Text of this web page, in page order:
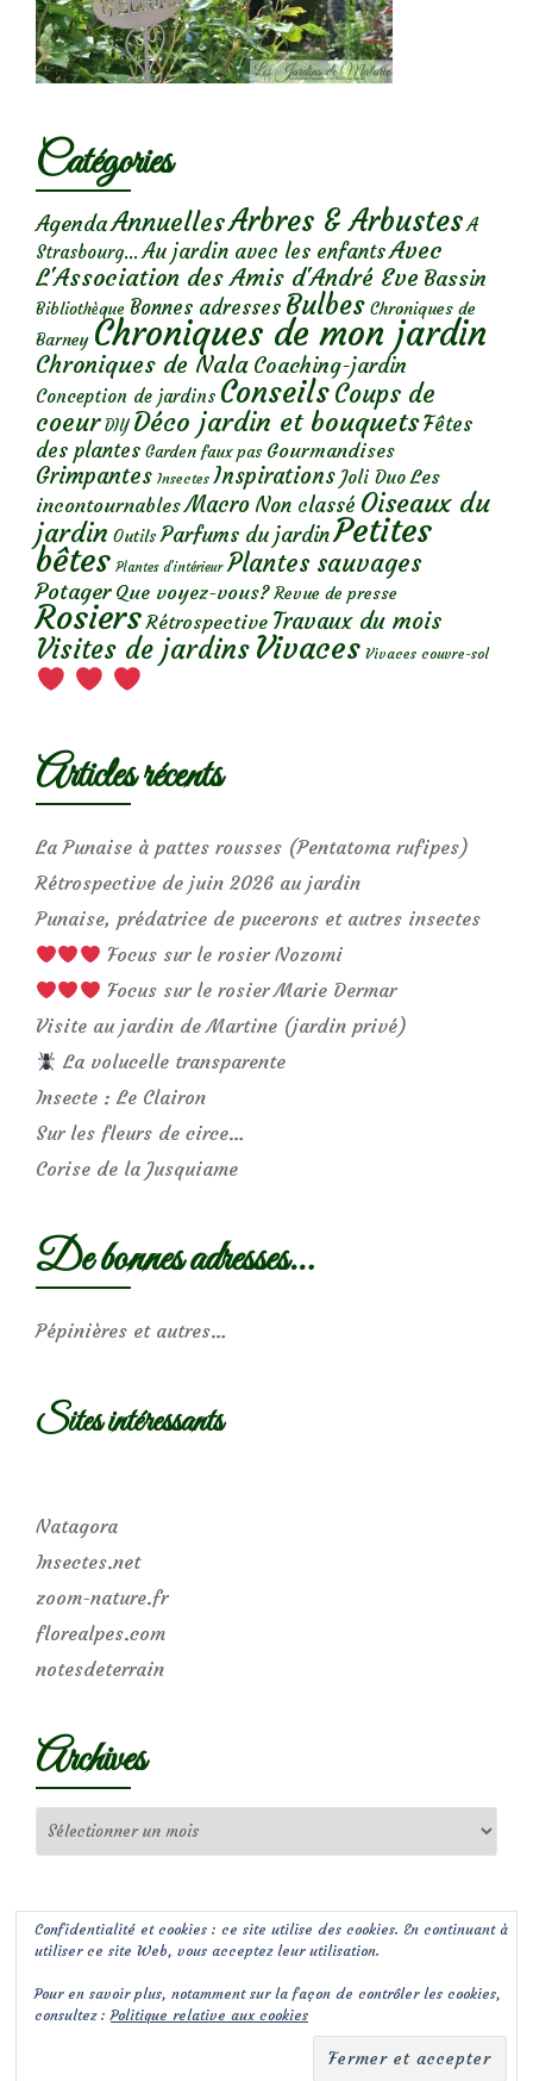
Catégories
AgendaAnnuellesArbres & Arbustes A
Strasbourg... Au jardin avec les enfantsAvec
L'Association des Amis d'André Eve Bassin
Bibliothèque Bonnes adresses Bulbes Chroniques de
Barney Chroniques de mon jardin
Chroniques de Nala Coaching-jardin
Conception de jardins ConseilsCoups de
coeur DIY Déco jardin et bouquetsFêtes
des plantes Garden faux pas Gourmandises
Grimpantes Insectes Inspirations Joli Duo Les
incontournables Macro Non classé Oiseaux du
jardin Outils Parfums du jardinPetites
bêtes Plantes d’intérieur Plantes sauvages
Potager Que voyez-vous? Revue de presse
Rosiers Rétrospective Travaux du mois
Visites de jardins Vivaces Vivaces couvre-sol
Articles récents
La Punaise à pattes rousses (Pentatoma rufipes)
Rétrospective de juin 2026 au jardin
Punaise, prédatrice de pucerons et autres insectes
Focus sur le rosier Nozomi
Focus sur le rosier Marie Dermar
Visite au jardin de Martine (jardin privé)
La volucelle transparente
Insecte : Le Clairon
Sur les fleurs de circe…
Corise de la Jusquiame
De bonnes adresses…
Pépinières et autres…
Sites intéressants
Natagora
Insectes.net
zoom-nature.fr
florealpes.com
notesdeterrain
Archives
Confidentialité et cookies : ce site utilise des cookies. En continuant à
utiliser ce site Web, vous acceptez leur utilisation.
Pour en savoir plus, notamment sur la façon de contrôler les cookies,
consultez :Politique relative aux cookies